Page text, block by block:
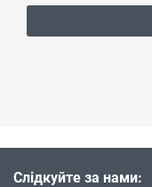
Слідкуйте за нами: